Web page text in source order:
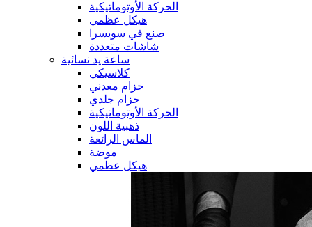
الحركة الأوتوماتيكية
هيكل عظمي
صنع في سويسرا
شاشات متعددة
ساعة يد نسائية
كلاسيكي
حزام معدني
حزام جلدي
الحركة الأوتوماتيكية
ذهبية اللون
الماس الرائعة
موضة
هيكل عظمي